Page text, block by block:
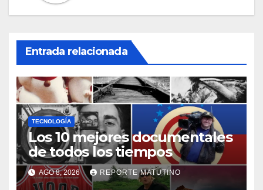
Entrada relacionada
TECNOLOGÍA
Los 10 mejores documentales
de todos los tiempos
AGO 8, 2026 REPORTE MATUTINO